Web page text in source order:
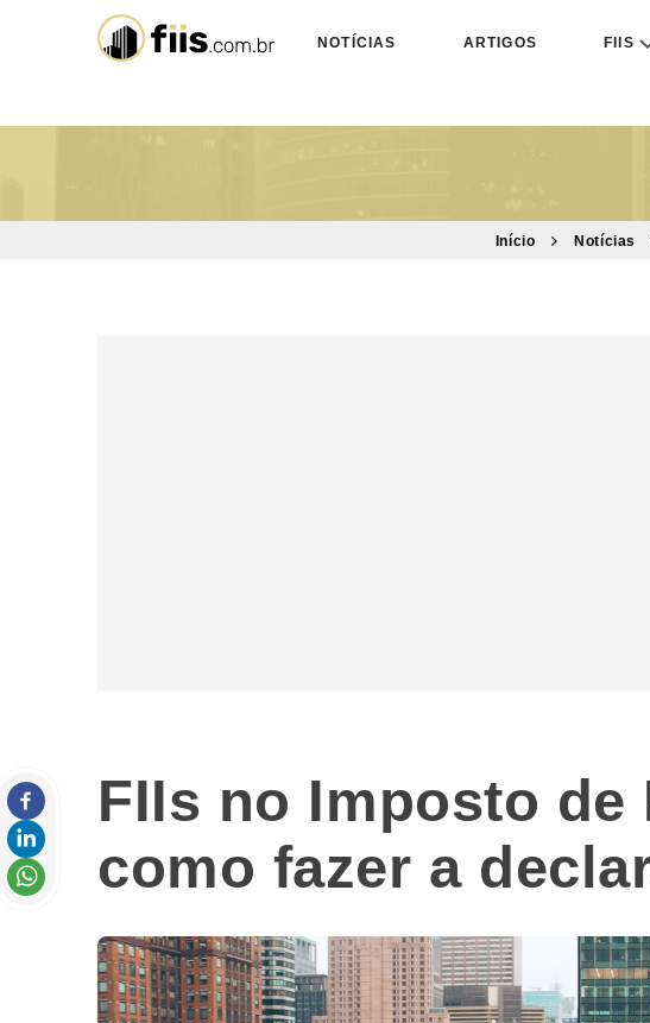
NOTÍCIAS ARTIGOS FIIS
Início Notícias
FIIs no Imposto de
como fazer a